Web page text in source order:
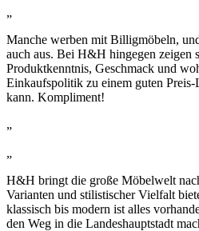
„
Manche werben mit Billigmöbeln,
auch aus. Bei H&H hingegen zeigen
Produktkenntnis, Geschmack und
Einkaufspolitik zu einem guten
kann. Kompliment!
„
„
H&H bringt die große Möbelwelt
Varianten und stilistischer Vielfalt
klassisch bis modern ist alles
den Weg in die Landeshauptstadt